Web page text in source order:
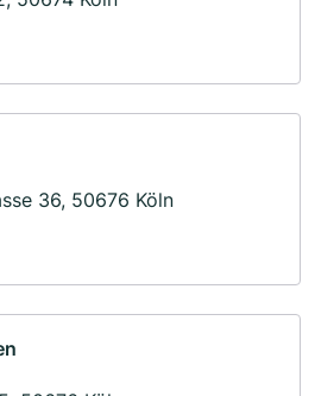
36, 50676 Köln